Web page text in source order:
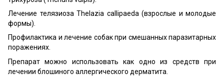
Лечение телязиоза Thelazia callipaeda (взрослые и молодые
формы).
Профилактика и лечение собак при смешанных паразитарных
поражениях.
Препарат можно использовать как одно из средств при
лечении блошиного аллергического дерматита.